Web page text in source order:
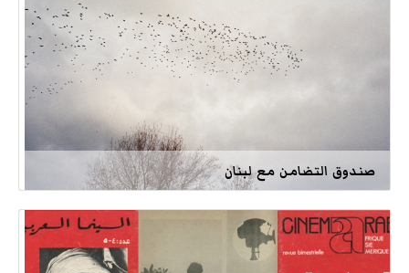
صندوق التضامن مع لبنان